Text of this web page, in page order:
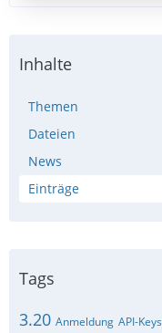
Inhalte
Themen
Dateien
News
Einträge
Tags
3.20 Anmeldung API-Keys